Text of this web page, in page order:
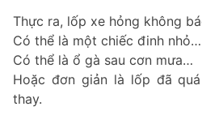
Thực ra, lốp xe hỏng không
Có thể là một chiếc đinh nhỏ…
Có thể là ổ gà sau cơn mưa…
Hoặc đơn giản là lốp đã
thay.